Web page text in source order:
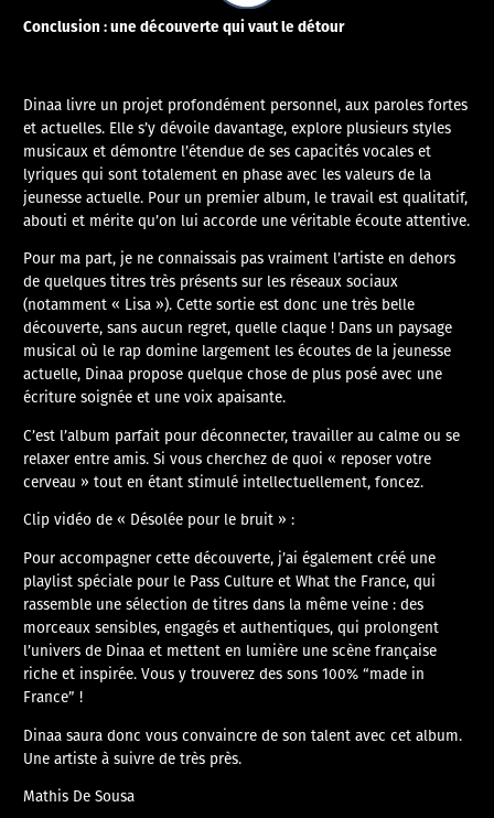
Conclusion : une découverte qui vaut le détour
​Dinaa livre un projet profondément personnel, aux paroles fortes
et actuelles. Elle s’y dévoile davantage, explore plusieurs styles
musicaux et démontre l’étendue de ses capacités vocales et
lyriques qui sont totalement en phase avec les valeurs de la
jeunesse actuelle. Pour un premier album, le travail est qualitatif,
abouti et mérite qu’on lui accorde une véritable écoute attentive.
Pour ma part, je ne connaissais pas vraiment l’artiste en dehors
de quelques titres très présents sur les réseaux sociaux
(notamment « Lisa »). Cette sortie est donc une très belle
découverte, sans aucun regret, quelle claque ! Dans un paysage
musical où le rap domine largement les écoutes de la jeunesse
actuelle, Dinaa propose quelque chose de plus posé avec une
écriture soignée et une voix apaisante.
​C’est l’album parfait pour déconnecter, travailler au calme ou se
relaxer entre amis. Si vous cherchez de quoi « reposer votre
cerveau » tout en étant stimulé intellectuellement, foncez.
Clip vidéo de « Désolée pour le bruit » :
Pour accompagner cette découverte, j’ai également créé une
playlist spéciale pour le Pass Culture et What the France, qui
rassemble une sélection de titres dans la même veine : des
morceaux sensibles, engagés et authentiques, qui prolongent
l’univers de Dinaa et mettent en lumière une scène française
riche et inspirée. Vous y trouverez des sons 100% “made in
France” !
Dinaa saura donc vous convaincre de son talent avec cet album.
Une artiste à suivre de très près.
Mathis De Sousa